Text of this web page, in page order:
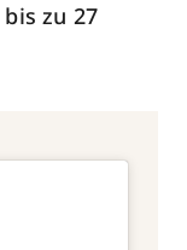
bis zu 27